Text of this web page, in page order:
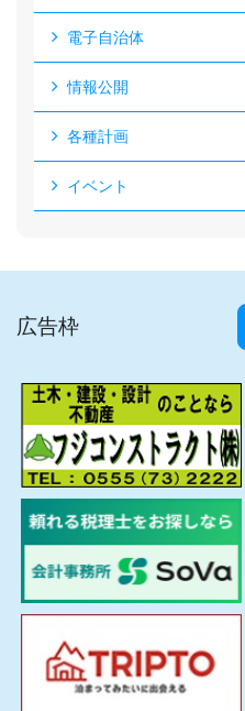
電子自治体
情報公開
各種計画
イベント
広告枠